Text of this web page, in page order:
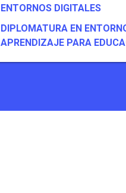
ENTORNOS DIGITALES
DIPLOMATURA EN
APRENDIZAJE PARA